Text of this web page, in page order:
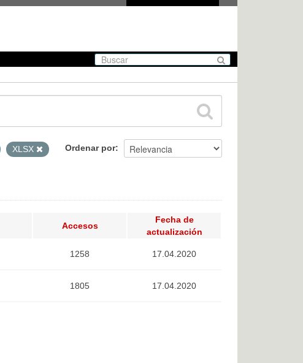
Ordenar por
XLSX
Accesos
Fecha de
actualización
1258 17.04.2020
1805 17.04.2020